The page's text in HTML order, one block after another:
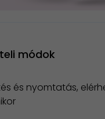
módok
és nyomtatás,